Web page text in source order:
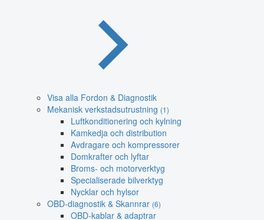
Visa alla Fordon & Diagnostik
Mekanisk verkstadsutrustning (1)
Luftkonditionering och kylning
Kamkedja och distribution
Avdragare och kompressorer
Domkrafter och lyftar
Broms- och motorverktyg
Specialiserade bilverktyg
Nycklar och hylsor
OBD-diagnostik & Skannrar (6)
OBD-kablar & adaptrar